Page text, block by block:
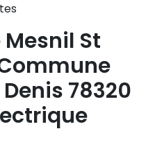
Mesnil St
78320